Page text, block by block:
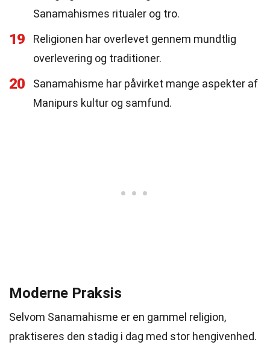
Sanamahismes ritualer og tro.
19
Religionen har overlevet gennem mundtlig
overlevering og traditioner.
20
Sanamahisme har påvirket mange aspekter af
Manipurs kultur og samfund.
Moderne Praksis
Selvom Sanamahisme er en gammel religion,
praktiseres den stadig i dag med stor hengivenhed.